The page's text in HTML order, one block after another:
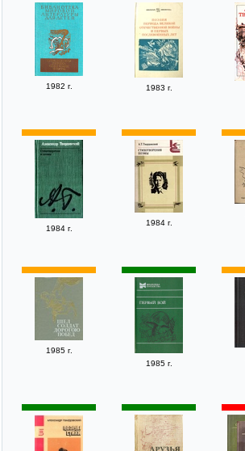
1982 г. 1983 г.
1984 г.
1984 г.
1985 г.
1985 г.